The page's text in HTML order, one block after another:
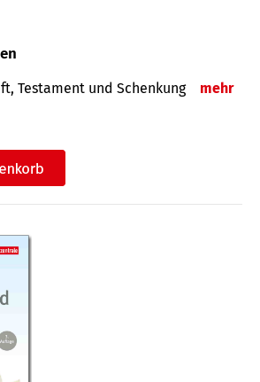
Testament und Schenkung mehr